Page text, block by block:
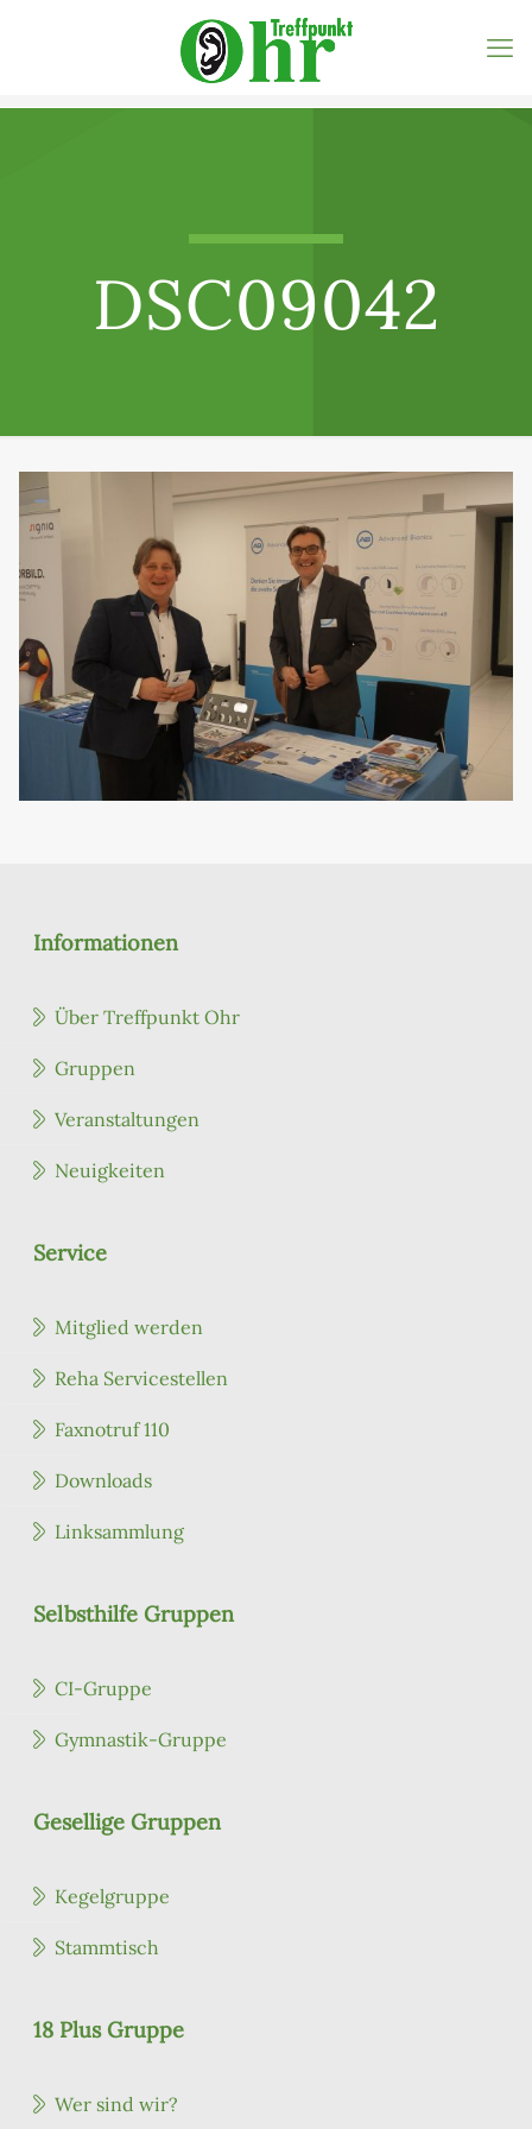
DSC09042
Informationen
Über Treffpunkt Ohr
Gruppen
Veranstaltungen
Neuigkeiten
Service
Mitglied werden
Reha Servicestellen
Faxnotruf 110
Downloads
Linksammlung
Selbsthilfe Gruppen
CI-Gruppe
Gymnastik-Gruppe
Gesellige Gruppen
Kegelgruppe
Stammtisch
18 Plus Gruppe
Wer sind wir?